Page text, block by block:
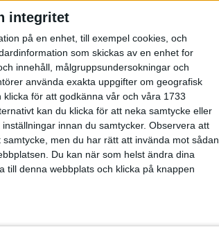
integritet
på en enhet, till exempel cookies, och
som skickas av en enhet for
innehåll, målgruppsundersokningar och
använda exakta uppgifter om geografisk
för att godkänna vår och våra 1733
kan du klicka för att neka samtycke eller
innan du samtycker. Observera att
men du har rätt att invända mot sådan
Du kan när som helst ändra dina
till denna webbplats och klicka på knappen